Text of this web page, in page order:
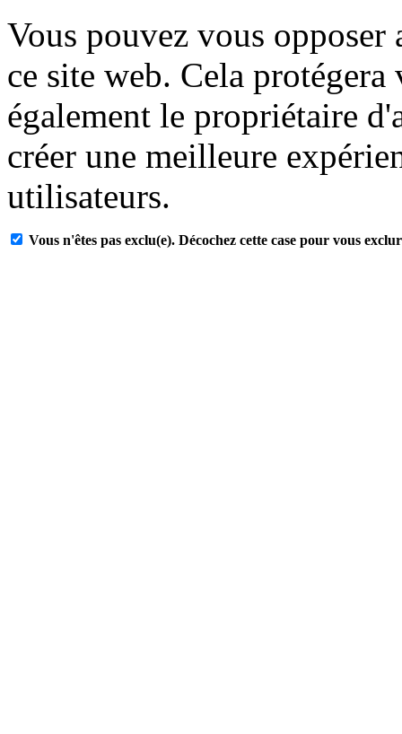
Vous pouvez vous
ce site web. Cela
également le propriétaire
créer une meilleure
utilisateurs.
Vous n'êtes pas exclu(e). Décochez cette case pour vous